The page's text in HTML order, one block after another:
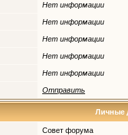
Нет информации
Нет информации
Нет информации
Нет информации
Нет информации
Отправить
Личные
Совет форума